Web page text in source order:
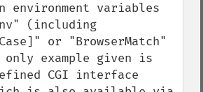
environment variables
(including
or "BrowserMatch"
example given is
CGI interface